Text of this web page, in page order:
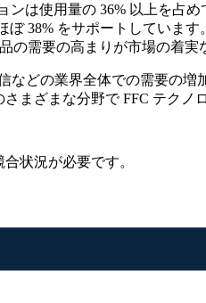
は使用量の 36% 以上を占
38% をサポートしていま
需要の高まりが市場の着実
どの業界全体での需要の
まざまな分野で FFC テクノ
合状況が必要です。